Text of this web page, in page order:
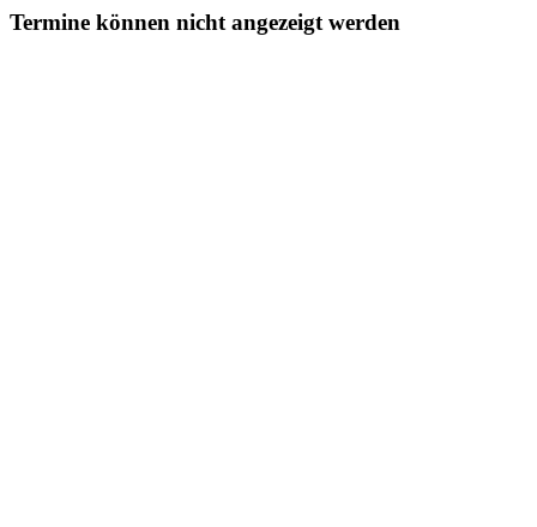
Termine können nicht angezeigt werden